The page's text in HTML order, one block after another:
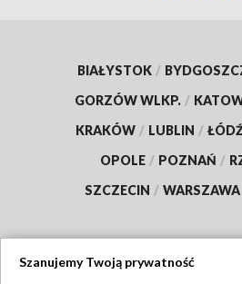
BIAŁYSTOK /
GORZÓW WLKP. /
KRAKÓW / LUBLIN /
OPOLE / POZNAŃ /
SZCZECIN / WARSZAWA
Szanujemy Twoją prywatność